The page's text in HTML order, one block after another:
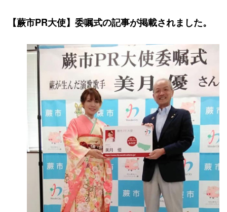
【蕨市PR大使】委嘱式の記事が掲載されました。